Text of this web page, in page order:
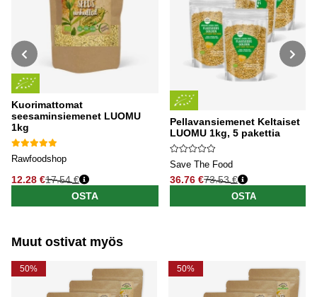
Kuorimattomat
seesaminsiemenet LUOMU
1kg
Rawfoodshop
12.28 €
Normaali hinta
17.54 €
OSTA
Pellavansiemenet Keltaiset
LUOMU 1kg, 5 pakettia
Save The Food
36.76 €
Normaali hinta
73.53 €
OSTA
Muut ostivat myös
50% 50%